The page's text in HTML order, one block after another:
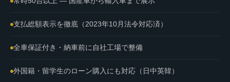
支払総額表示を徹底（2023年10月法令対応済）
全車保証付き・納車前に自社工場で整備
外国籍・留学生のローン購入にも対応（日中英韓）